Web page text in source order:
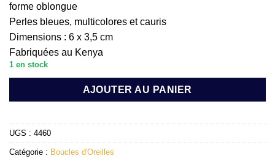
forme oblongue
Perles bleues, multicolores et cauris
Dimensions : 6 x 3,5 cm
Fabriquées au Kenya
1 en stock
AJOUTER AU PANIER
UGS : 4460
Catégorie : Boucles d'Oreilles